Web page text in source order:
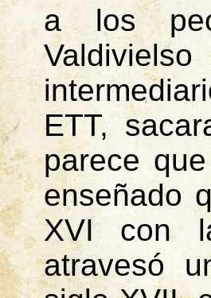
a los
ETT,
parece
enseñado
XVI con
atravesó